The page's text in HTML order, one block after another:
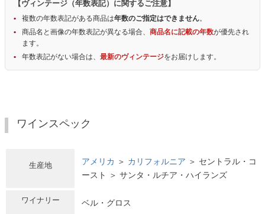
【ヴィンテージ（年数表記）に関するご注意】
複数の年数表記がある商品は年数のご指定はできません。
商品名と画像の年数表記が異なる場合、 商品名に記載の年数が優先され
ます。
年数表記がない場合は、 最新のヴィンテージをお届けします。
ワインスペック
生産地 アメリカ ＞ カリフォルニア ＞ セントラル・コ
ースト ＞ サンタ・ルチア・ハイランズ
ワイナリー ベル・グロス